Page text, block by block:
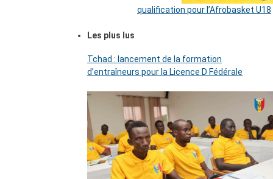
qualification pour l’Afrobasket U18
Les plus lus
Tchad : lancement de la formation
d’entraîneurs pour la Licence D Fédérale